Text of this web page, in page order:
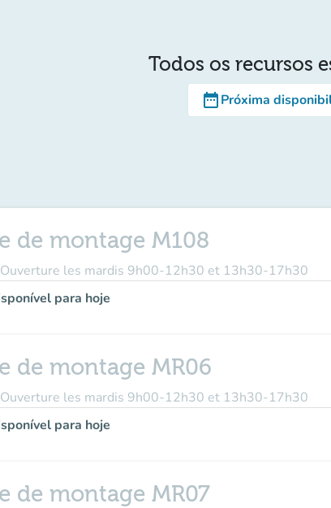
Todos os recursos
date_rangePróxima
de montage M108
les mardis 9h00-12h30 et 13h30-17h30
para hoje
de montage MR06
les mardis 9h00-12h30 et 13h30-17h30
para hoje
de montage MR07